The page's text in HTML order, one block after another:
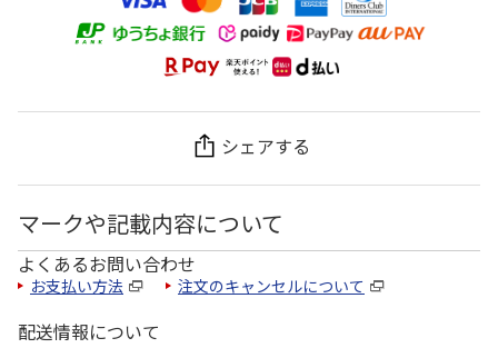
シェアする
マークや記載内容について
よくあるお問い合わせ
お支払い方法 注文のキャンセルについて
配送情報について